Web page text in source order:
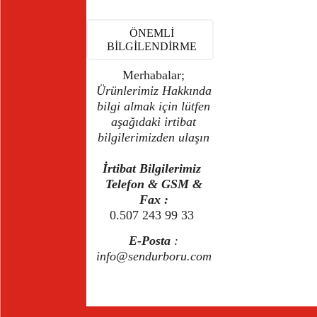
ÖNEMLİ
BİLGİLENDİRME
Merhabalar;
Ürünlerimiz Hakkında
bilgi almak için lütfen
aşağıdaki irtibat
bilgilerimizden ulaşın
İrtibat Bilgilerimiz
Telefon & GSM &
Fax :
0.507 243 99 33
E-Posta :
info@sendurboru.com